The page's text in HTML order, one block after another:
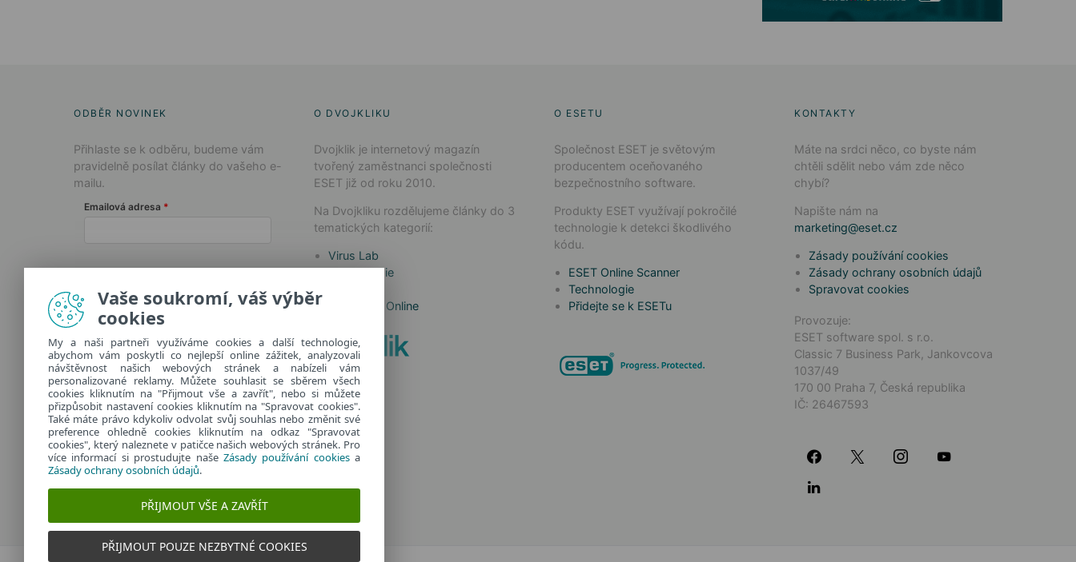
ODBĚR NOVINEK
Přihlaste se k odběru, budeme vám
pravidelně posílat články do vašeho e-
mailu.
Emailová adresa
Další informace o zpracování
osobních údajů najdete v našich
zásadách ochrany osobních údajů
O DVOJKLIKU
Dvojklik je internetový magazín
tvořený zaměstnanci společnosti
ESET již od roku 2010.
Na Dvojkliku rozdělujeme články do 3
tematických kategorií:
Virus Lab
Technologie
Safer Kids Online
O ESETU
Společnost ESET je světovým
producentem oceňovaného
bezpečnostního software.
Produkty ESET využívají pokročilé
technologie k detekci škodlivého
kódu.
ESET Online Scanner
Technologie
Přidejte se k ESETu
KONTAKTY
Máte na srdci něco, co byste nám
chtěli sdělit nebo vám zde něco
chybí?
Napište nám na
marketing@eset.cz
Zásady používání cookies
Zásady ochrany osobních údajů
Spravovat cookies
Provozuje:
ESET software spol. s r.o.
Classic 7 Business Park, Jankovcova
1037/49
170 00 Praha 7, Česká republika
IČ: 26467593
Vaše soukromí, váš výběr
cookies
My a naši partneři využíváme cookies a další technologie,
abychom vám poskytli co nejlepší online zážitek, analyzovali
návštěvnost našich webových stránek a nabízeli vám
personalizované reklamy. Můžete souhlasit se sběrem všech
cookies kliknutím na "Přijmout vše a zavřít", nebo si můžete
přizpůsobit nastavení cookies kliknutím na "Spravovat cookies".
Také máte právo kdykoliv odvolat svůj souhlas nebo změnit své
preference ohledně cookies kliknutím na odkaz "Spravovat
cookies", který naleznete v patičce našich webových stránek. Pro
více informací si prostudujte naše Zásady používání cookiesa
Zásady ochrany osobních údajů.
PŘIJMOUT VŠE A ZAVŘÍT
PŘIJMOUT POUZE NEZBYTNÉ COOKIES